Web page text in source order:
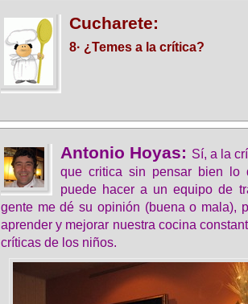
Cucharete:
8· ¿Temes a la crítica?
Antonio Hoyas: Sí, a la
que critica sin pensar bien
puede hacer a un equipo de
gente me dé su opinión (buena o mala),
aprender y mejorar nuestra cocina
críticas de los niños.